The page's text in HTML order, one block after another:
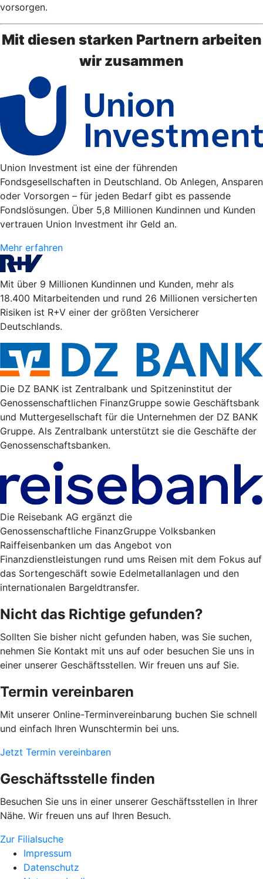
vorsorgen.
Mit diesen starken Partnern arbeiten
wir zusammen
Union Investment ist eine der führenden
Fondsgesellschaften in Deutschland. Ob Anlegen, Ansparen
oder Vorsorgen – für jeden Bedarf gibt es passende
Fondslösungen. Über 5,8 Millionen Kundinnen und Kunden
vertrauen Union Investment ihr Geld an.
Mehr erfahren
Mit über 9 Millionen Kundinnen und Kunden, mehr als
18.400 Mitarbeitenden und rund 26 Millionen versicherten
Risiken ist R+V einer der größten Versicherer
Deutschlands.
Die DZ BANK ist Zentralbank und Spitzeninstitut der
Genossenschaftlichen FinanzGruppe sowie Geschäftsbank
und Muttergesellschaft für die Unternehmen der DZ BANK
Gruppe. Als Zentralbank unterstützt sie die Geschäfte der
Genossenschaftsbanken.
Die Reisebank AG ergänzt die
Genossenschaftliche FinanzGruppe Volksbanken
Raiffeisenbanken um das Angebot von
Finanzdienstleistungen rund ums Reisen mit dem Fokus auf
das Sortengeschäft sowie Edelmetallanlagen und den
internationalen Bargeldtransfer.
Nicht das Richtige gefunden?
Sollten Sie bisher nicht gefunden haben, was Sie suchen,
nehmen Sie Kontakt mit uns auf oder besuchen Sie uns in
einer unserer Geschäftsstellen. Wir freuen uns auf Sie.
Termin vereinbaren
Mit unserer Online-Terminvereinbarung buchen Sie schnell
und einfach Ihren Wunschtermin bei uns.
Jetzt Termin vereinbaren
Geschäftsstelle finden
Besuchen Sie uns in einer unserer Geschäftsstellen in Ihrer
Nähe. Wir freuen uns auf Ihren Besuch.
Zur Filialsuche
Impressum
Datenschutz